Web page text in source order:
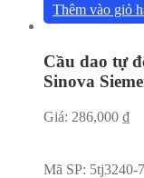
Thêm vào giỏ
Cầu dao tự
Sinova
Giá: 286,000 ₫
Mã SP: 5tj3240-7